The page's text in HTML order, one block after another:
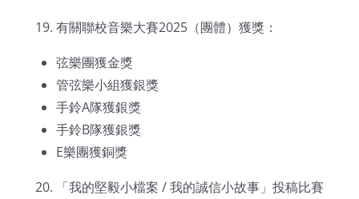
有關聯校音樂大賽2025（團體）獲獎：
弦樂團獲金獎
管弦樂小組獲銀獎
手鈴A隊獲銀獎
手鈴B隊獲銀獎
E樂團獲銅獎
「我的堅毅小檔案 / 我的誠信小故事」投稿比賽